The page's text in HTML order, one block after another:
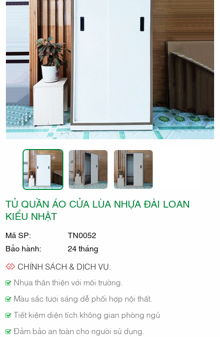
THẤT
KIDO
TỦ QUẦN ÁO CỬA LÙA NHỰA ĐÀI LOAN
KIỂU NHẬT
Mã SP:
TN0052
Bảo hành:
24 tháng
CHÍNH SÁCH & DỊCH VỤ:
Nhựa thân thiện với môi trường.
Màu sắc tươi sáng dễ phối hợp nội thất.
Tiết kiệm diện tích không gian phòng ngủ
Đảm bảo an toàn cho người sử dụng.